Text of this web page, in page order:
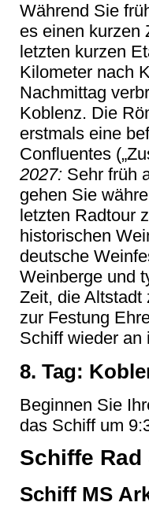
Während Sie
es einen kurzen
letzten kurzen
Kilometer nach
Nachmittag
Koblenz. Die
erstmals eine
Confluentes
2027: Sehr früh
gehen Sie
letzten Radtour
historischen
deutsche
Weinberge und
Zeit, die Altstadt
zur Festung
Schiff wieder an
8. Tag:
Beginnen Sie
das Schiff um
Schiffe
Schiff MS